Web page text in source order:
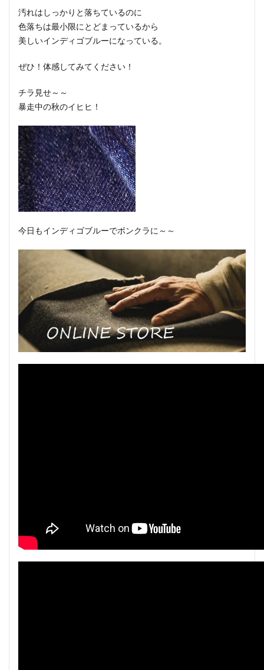
汚れはしっかりと落ちているのに
色落ちは最小限にとどまっているから
美しいインディゴブルーになっている。
ぜひ！体感してみてください！
チラ見せ～～
暴走中の秋のイヒヒ！
今日もインディゴブルーでボンクラに～～